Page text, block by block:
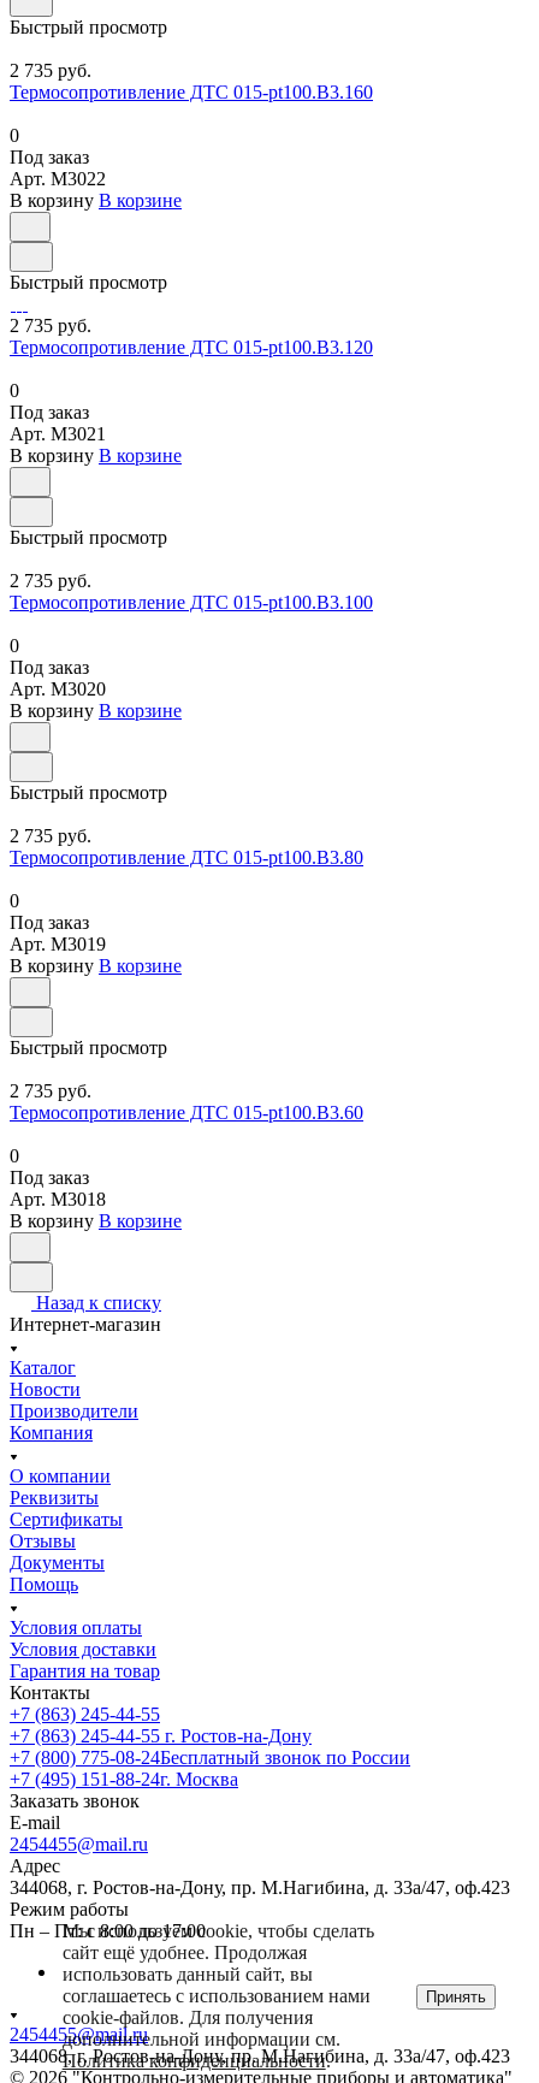
Быстрый просмотр
2 735 руб.
Термосопротивление ДТС 015-pt100.В3.160
0
Под заказ
Арт. M3022
В корзину В корзине
Быстрый просмотр
2 735 руб.
Термосопротивление ДТС 015-pt100.В3.120
0
Под заказ
Арт. M3021
В корзину В корзине
Быстрый просмотр
2 735 руб.
Термосопротивление ДТС 015-pt100.В3.100
0
Под заказ
Арт. M3020
В корзину В корзине
Быстрый просмотр
2 735 руб.
Термосопротивление ДТС 015-pt100.В3.80
0
Под заказ
Арт. M3019
В корзину В корзине
Быстрый просмотр
2 735 руб.
Термосопротивление ДТС 015-pt100.В3.60
0
Под заказ
Арт. M3018
В корзину В корзине
Назад к списку
Интернет-магазин
Каталог
Новости
Производители
Компания
О компании
Реквизиты
Сертификаты
Отзывы
Документы
Помощь
Условия оплаты
Условия доставки
Гарантия на товар
Контакты
+7 (863) 245-44-55
+7 (863) 245-44-55 г. Ростов-на-Дону
+7 (800) 775-08-24Бесплатный звонок по России
+7 (495) 151-88-24г. Москва
Заказать звонок
E-mail
2454455@mail.ru
Адрес
344068, г. Ростов-на-Дону, пр. М.Нагибина, д. 33а/47, оф.423
Режим работы
Пн – Пт: с 8:00 до 17:00
2454455@mail.ru
344068, г. Ростов-на-Дону, пр. М.Нагибина, д. 33а/47, оф.423
© 2026 "Контрольно-измерительные приборы и автоматика"
Мы используем cookie, чтобы сделать
сайт ещё удобнее. Продолжая
использовать данный сайт, вы
соглашаетесь с использованием нами
cookie-файлов. Для получения
дополнительной информации см.
Политика конфиденциальности.
Принять